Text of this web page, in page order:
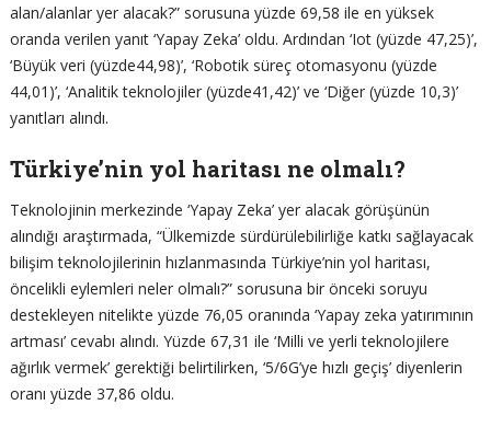
alan/alanlar yer alacak?” sorusuna yüzde 69,58 ile en yüksek
oranda verilen yanıt ‘Yapay Zeka’ oldu. Ardından ‘Iot (yüzde 47,25)’,
‘Büyük veri (yüzde44,98)’, ‘Robotik süreç otomasyonu (yüzde
44,01)’, ‘Analitik teknolojiler (yüzde41,42)’ ve ‘Diğer (yüzde 10,3)’
yanıtları alındı.
Türkiye’nin yol haritası ne olmalı?
Teknolojinin merkezinde ‘Yapay Zeka’ yer alacak görüşünün
alındığı araştırmada, “Ülkemizde sürdürülebilirliğe katkı sağlayacak
bilişim teknolojilerinin hızlanmasında Türkiye’nin yol haritası,
öncelikli eylemleri neler olmalı?” sorusuna bir önceki soruyu
destekleyen nitelikte yüzde 76,05 oranında ‘Yapay zeka yatırımının
artması’ cevabı alındı. Yüzde 67,31 ile ‘Milli ve yerli teknolojilere
ağırlık vermek’ gerektiği belirtilirken, ‘5/6G’ye hızlı geçiş’ diyenlerin
oranı yüzde 37,86 oldu.